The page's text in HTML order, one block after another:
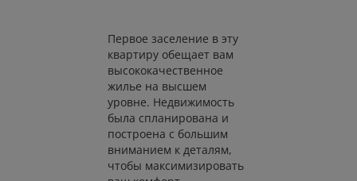
Первое заселение в эту
квартиру обещает вам
высококачественное
жилье на высшем
уровне. Недвижимость
была спланирована и
построена с большим
вниманием к деталям,
чтобы максимизировать